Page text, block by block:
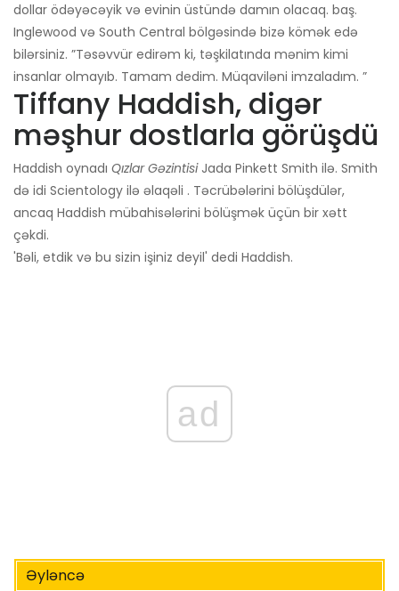
dollar ödəyəcəyik və evinin üstündə damın olacaq. baş.
Inglewood və South Central bölgəsində bizə kömək edə
bilərsiniz. ”Təsəvvür edirəm ki, təşkilatında mənim kimi
insanlar olmayıb. Tamam dedim. Müqaviləni imzaladım. ”
Tiffany Haddish, digər
məşhur dostlarla görüşdü
Haddish oynadı Qızlar GəzintisiJada Pinkett Smith ilə. Smith
də idi Scientology ilə əlaqəli . Təcrübələrini bölüşdülər,
ancaq Haddish mübahisələrini bölüşmək üçün bir xətt
çəkdi.
'Bəli, etdik və bu sizin işiniz deyil' dedi Haddish.
ad
Əyləncə